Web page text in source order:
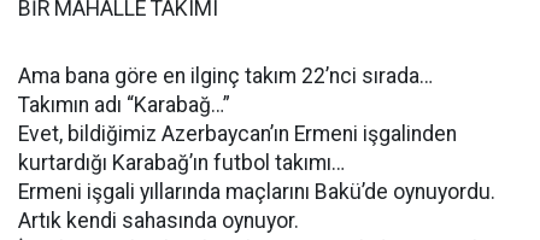
BİR MAHALLE TAKIMI
Ama bana göre en ilginç takım 22’nci sırada…
Takımın adı “Karabağ…”
Evet, bildiğimiz Azerbaycan’ın Ermeni işgalinden
kurtardığı Karabağ’ın futbol takımı…
Ermeni işgali yıllarında maçlarını Bakü’de oynuyordu.
Artık kendi sahasında oynuyor.